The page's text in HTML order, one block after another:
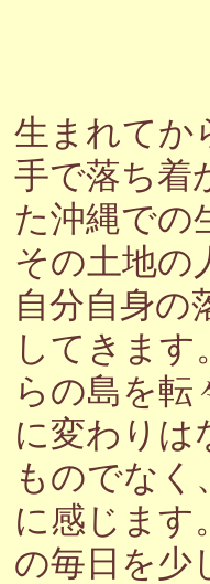
生まれてか
手で落ち着
た沖縄での
その土地の
自分自身の
してきま
らの島を転
に変わりは
ものでな
に感じます
の毎日を少